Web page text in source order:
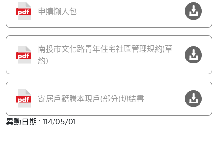
申購懶人包
南投市文化路青年住宅社區管理規約(草
約)
寄居戶籍謄本現戶(部分)切結書
異動日期 : 114/05/01